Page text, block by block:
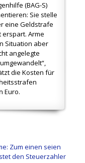
(BAG-S)
Sie stelle
eine Geldstrafe
Arme
Situation aber
angelegte
die Kosten für
Euro.
Zum einen seien
den Steuerzahler